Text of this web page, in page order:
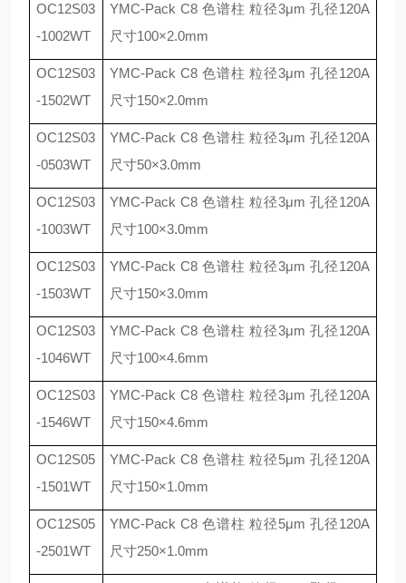
OC12S03
-1002WT
YMC-Pack C8 色谱柱 粒径3μm孔径120A
尺寸100×2.0mm
OC12S03
-1502WT
YMC-Pack C8 色谱柱 粒径3μm孔径120A
尺寸150×2.0mm
OC12S03
-0503WT
YMC-Pack C8 色谱柱 粒径3μm孔径120A
尺寸50×3.0mm
OC12S03
-1003WT
YMC-Pack C8 色谱柱 粒径3μm孔径120A
尺寸100×3.0mm
OC12S03
-1503WT
YMC-Pack C8 色谱柱 粒径3μm孔径120A
尺寸150×3.0mm
OC12S03
-1046WT
YMC-Pack C8 色谱柱 粒径3μm孔径120A
尺寸100×4.6mm
OC12S03
-1546WT
YMC-Pack C8 色谱柱 粒径3μm孔径120A
尺寸150×4.6mm
OC12S05
-1501WT
YMC-Pack C8 色谱柱 粒径5μm孔径120A
尺寸150×1.0mm
OC12S05
-2501WT
YMC-Pack C8 色谱柱 粒径5μm孔径120A
尺寸250×1.0mm